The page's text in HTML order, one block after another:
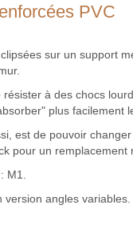
PVC
sur un support
résister à des chocs
plus facilement
est de pouvoir
pour un remplacement
M1.
version angles variables.